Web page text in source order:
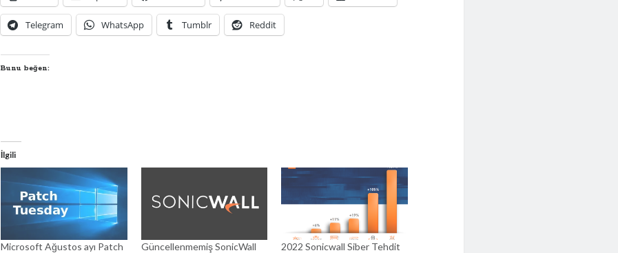
Telegram WhatsApp Tumblr Reddit
Bunu beğen:
İlgili
Microsoft Ağustos ayı Patch
Güncellenmemiş SonicWall
2022 Sonicwall Siber Tehdit